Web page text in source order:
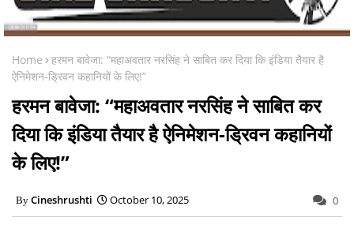
Home
हरमन बावेजा: “महाअवतार नरसिंह ने साबित कर दिया कि इंडिया तैयार है
ऐनिमेशन-ड्रिवन कहानियों के लिए!”
हरमन बावेजा: “महाअवतार नरसिंह ने साबित कर
दिया कि इंडिया तैयार है ऐनिमेशन-ड्रिवन कहानियों
के लिए!”
Cineshrushti October 10, 2025 0